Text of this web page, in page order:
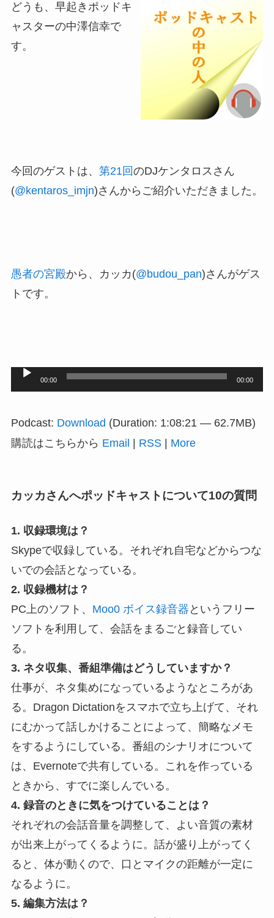
どうも、早起きポッドキ
ャスターの中澤信幸で
す。
今回のゲストは、 第21回のDJケンタロスさん
(@kentaros_imjn)さんからご紹介いただきました。
愚者の宮殿から、カッカ(@budou_pan)さんがゲス
トです。
レ
ー
00:00 00:00
Podcast: Download (Duration: 1:08:21 — 62.7MB)
購読はこちらから Email RSS| More
カッカさんへポッドキャストについて10の質問
1. 収録環境は？
Skypeで収録している。それぞれ自宅などからつな
いでの会話となっている。
2. 収録機材は？
PC上のソフト、 Moo0 ボイス録音器 というフリー
ソフトを利用して、会話をまるごと録音してい
る。
3. ネタ収集、番組準備はどうしていますか？
仕事が、ネタ集めになっているようなところがあ
る。Dragon Dictationをスマホで立ち上げて、それ
にむかって話しかけることによって、簡略なメモ
をするようにしている。番組のシナリオについて
は、Evernoteで共有している。これを作っている
ときから、すでに楽しんでいる。
4. 録音のときに気をつけていることは？
それぞれの会話音量を調整して、よい音質の素材
が出来上がってくるように。話が盛り上がってく
ると、体が動くので、口とマイクの距離が一定に
なるように。
5. 編集方法は？